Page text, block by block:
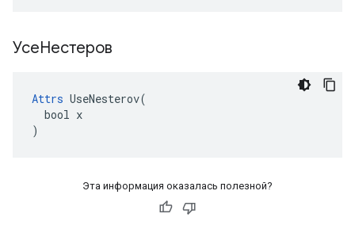
УсеНестеров
Attrs UseNesterov(
  bool x
)
Эта информация оказалась полезной?